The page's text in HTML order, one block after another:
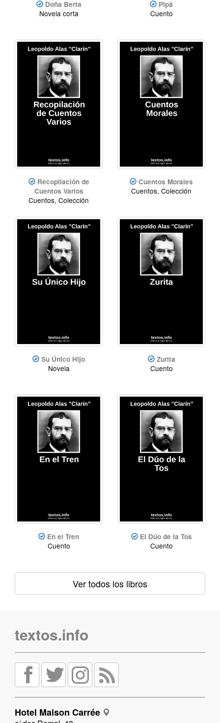
Doña Berta
Novela corta
Pipá
Cuento
Recopilación de
Cuentos Varios
Cuentos, Colección
Cuentos Morales
Cuentos, Colección
Su Único Hijo
Novela
Zurita
Cuento
En el Tren
Cuento
El Dúo de la Tos
Cuento
Ver todos los libros
textos.info
Hotel Maison Carrée